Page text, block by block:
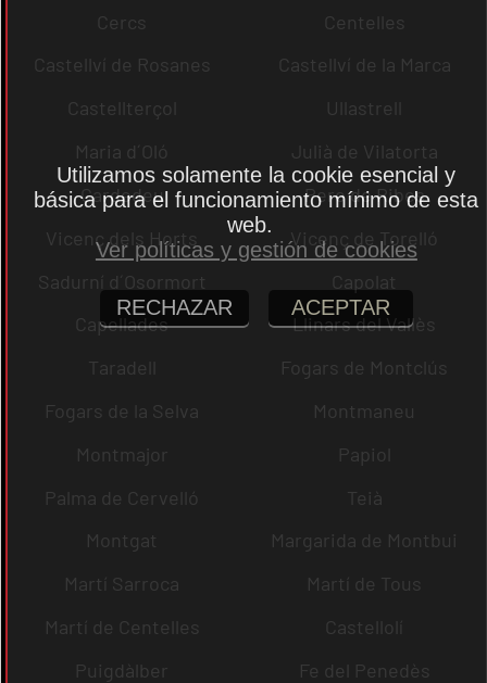
Cercs
Centelles
Castellví de Rosanes
Castellví de la Marca
Castellterçol
Ullastrell
Maria d´Oló
Julià de Vilatorta
Cardedeu
Pere de Ribes
Vicenç dels Horts
Vicenç de Torelló
Sadurní d´Osormort
Capolat
Capellades
Llinars del Vallès
Taradell
Fogars de Montclús
Fogars de la Selva
Montmaneu
Montmajor
Papiol
Palma de Cervelló
Teià
Montgat
Margarida de Montbui
Martí Sarroca
Martí de Tous
Martí de Centelles
Castellolí
Puigdàlber
Fe del Penedès
Utilizamos solamente la cookie esencial y
básica para el funcionamiento mínimo de esta
web.
Ver políticas y gestión de cookies
RECHAZAR ACEPTAR